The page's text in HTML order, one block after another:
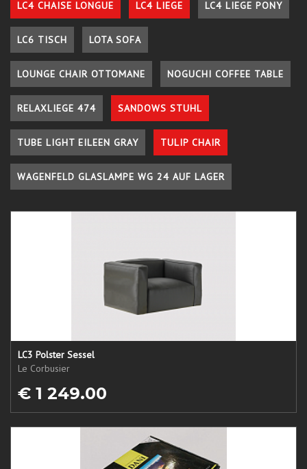
LC4 CHAISE LONGUE LC4 LIEGE LC4 LIEGE PONY
LC6 TISCH LOTA SOFA
LOUNGE CHAIR OTTOMANE NOGUCHI COFFEE TABLE
RELAXLIEGE 474 SANDOWS STUHL
TUBE LIGHT EILEEN GRAY TULIP CHAIR
WAGENFELD GLASLAMPE WG 24 AUF LAGER
LC3 Polster Sessel
Le Corbusier
€ 1 249.00